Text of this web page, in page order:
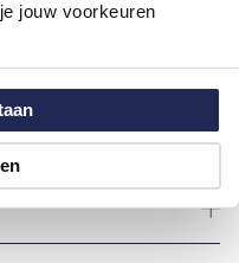
jouw voorkeuren
Polyester